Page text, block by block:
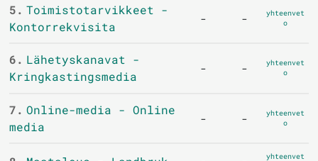
5. Toimistotarvikkeet -
Kontorrekvisita
- -
yhteenvet
o
6. Lähetyskanavat -
Kringkastingsmedia
- -
yhteenvet
o
7. Online-media - Online
media
- -
yhteenvet
o
yhteenvet